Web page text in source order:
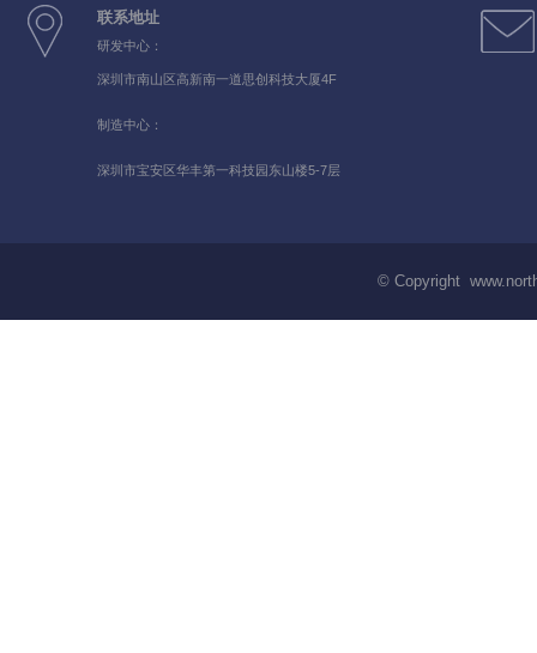
联系地址
研发中心：
深圳市南山区高新南一道思创科技大厦4F
制造中心：
深圳市宝安区华丰第一科技园东山楼5-7层
© Copyright